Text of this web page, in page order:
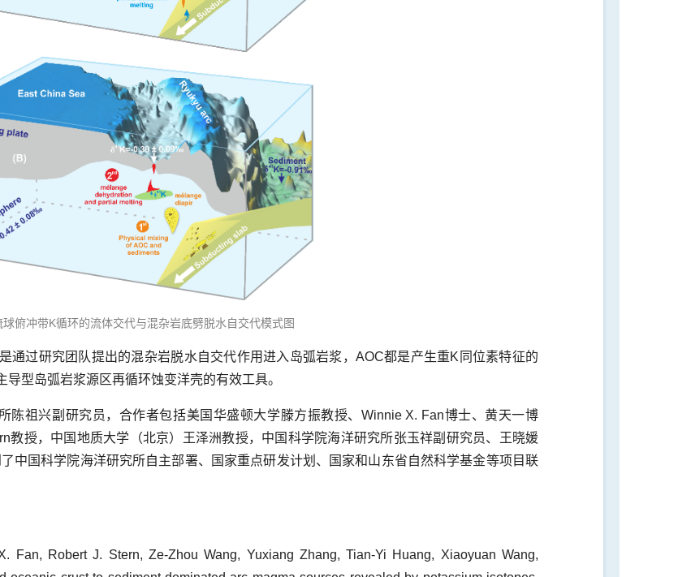
球俯冲带K循环的流体交代与混杂岩底劈脱水自交代模式图
通过研究团队提出的混杂岩脱水自交代作用进入岛弧岩浆，AOC都是产生重K同位素特征的
型岛弧岩浆源区再循环蚀变洋壳的有效工具。
陈祖兴副研究员，合作者包括美国华盛顿大学滕方振教授、Winnie X. Fan博士、黄天一博
教授，中国地质大学（北京）王泽洲教授，中国科学院海洋研究所张玉祥副研究员、王晓媛
中国科学院海洋研究所自主部署、国家重点研发计划、国家和山东省自然科学基金等项目联
Fan, Robert J. Stern, Ze-Zhou Wang, Yuxiang Zhang, Tian-Yi Huang, Xiaoyuan Wang,